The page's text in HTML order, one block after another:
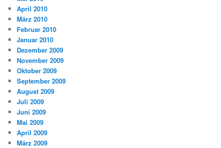
April 2010
März 2010
Februar 2010
Januar 2010
Dezember 2009
November 2009
Oktober 2009
September 2009
August 2009
Juli 2009
Juni 2009
Mai 2009
April 2009
März 2009